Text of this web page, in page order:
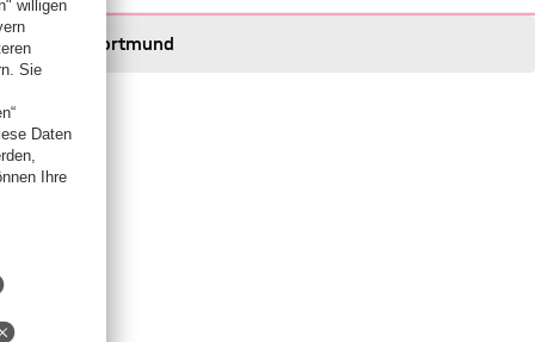
Dortmund
Dortmund